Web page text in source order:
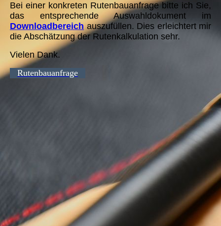
Bei einer konkreten Rutenbauanfrage bitte ich Sie,
das entsprechende Auswahldokument im
Downloadbereichauszufüllen. Dies erleichtert mir
die Abschätzung der Rutenkalkulation sehr.
Vielen Dank.
Rutenbauanfrage